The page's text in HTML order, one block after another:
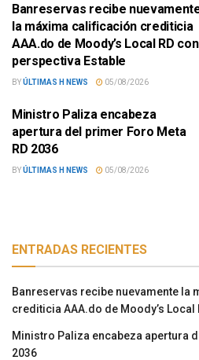
Banreservas recibe
la máxima calificación crediticia
AAA.do de Moody’s Local RD con
perspectiva Estable
BYÚLTIMAS H NEWS 05/08/2026
Ministro Paliza encabeza
apertura del primer Foro Meta
RD 2036
BYÚLTIMAS H NEWS 05/08/2026
ENTRADAS RECIENTES
Banreservas recibe nuevamente la
crediticia AAA.do de Moody’s
Ministro Paliza encabeza apertura
2036